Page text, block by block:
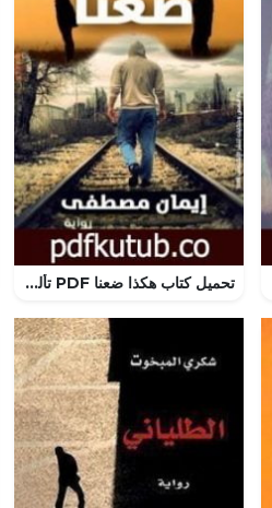
تحميل كتاب هكذا ضعنا PDF تأليف إيمان مصطفى مجانا [كامل]